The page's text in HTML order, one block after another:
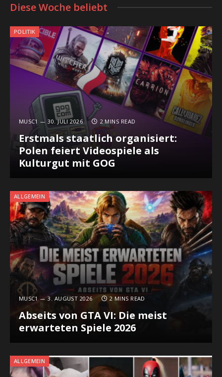
Diese Woche beliebt
POLITIK
MUSC1 30. JULI 2026 2 MINS READ
Erstmals staatlich organisiert:
Polen feiert Videospiele als
Kulturgut mit GOG
ALLGEMEIN
MUSC1 3. AUGUST 2026 2 MINS READ
Abseits von GTA VI: Die meist
erwarteten Spiele 2026
ALLGEMEIN